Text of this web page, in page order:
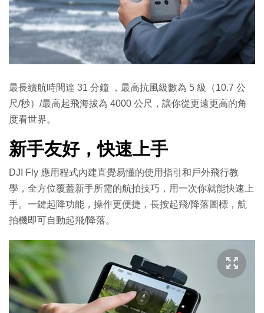
最長續航時間達 31 分鐘 ，最高抗風級數為 5 級（10.7 公
尺/秒）/最高起飛海拔為 4000 公尺，讓你從更遠更高的角
度看世界。
新手友好，快速上手
DJI Fly 應用程式內建直覺易懂的使用指引和戶外飛行教
學，全方位覆蓋新手所需的航拍技巧，用一次你就能快速上
手。一鍵起降功能，操作更便捷，長按起飛/降落圖標，航
拍機即可自動起飛/降落。